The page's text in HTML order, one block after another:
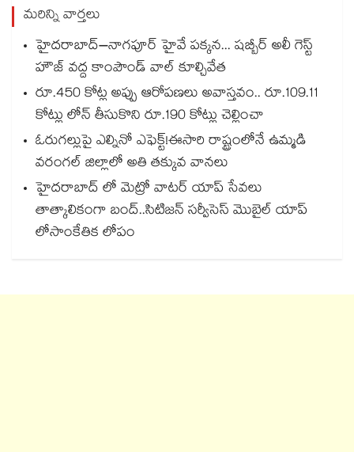
మరిన్ని వార్తలు
హైదరాబాద్–నాగపూర్ హైవే పక్కన... షబ్బీర్ అలీ గెస్ట్
హౌజ్ వద్ద కాంపౌండ్ వాల్ కూల్చివేత
రూ.450 కోట్ల అప్పు ఆరోపణలు అవాస్తవం.. రూ.109.11
కోట్లు లోన్ తీసుకొని రూ.190 కోట్లు చెల్లించా
ఓరుగల్లుపై ఎల్నినో ఎఫెక్ట్!ఈసారి రాష్ట్రంలోనే ఉమ్మడి
వరంగల్ జిల్లాలో అతి తక్కువ వానలు
హైదరాబాద్ లో మెట్రో వాటర్‌‌ యాప్ సేవలు
తాత్కాలికంగా బంద్..సిటిజన్ సర్వీసెస్ మొబైల్ యాప్
లోసాంకేతిక లోపం